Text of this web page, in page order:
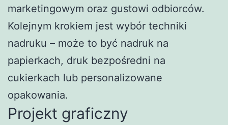
marketingowym oraz gustowi odbiorców.
Kolejnym krokiem jest wybór techniki
nadruku – może to być nadruk na
papierkach, druk bezpośredni na
cukierkach lub personalizowane
opakowania.
Projekt graficzny